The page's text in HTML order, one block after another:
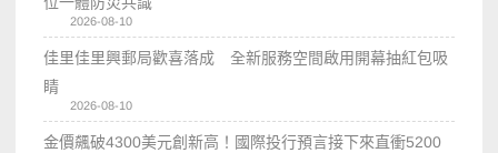
2026-08-10
佳里佳里興郵局歡喜落成 全新服務空間啟用開幕抽紅包吸
睛
2026-08-10
金價飆破4300美元創新高！國際投行預言接下來直衝5200